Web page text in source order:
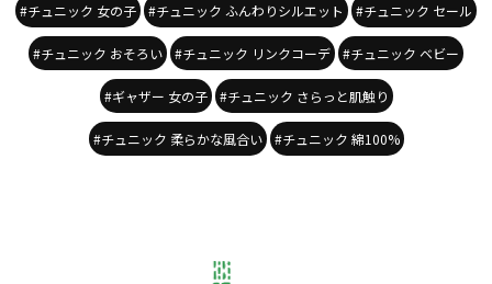
#チュニック 女の子 #チュニック ふんわりシルエット #チュニック セール
#チュニック おそろい #チュニック リンクコーデ #チュニック ベビー
#ギャザー 女の子 #チュニック さらっと肌触り
#チュニック 柔らかな風合い #チュニック 綿100%